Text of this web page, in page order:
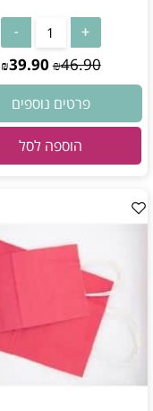
₪46.90
₪39.90
פרטים נוספים
הוספה לסל